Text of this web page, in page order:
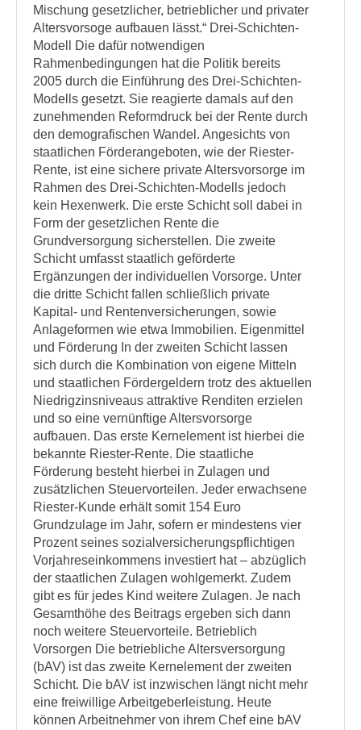
Mischung gesetzlicher, betrieblicher und privater
Altersvorsoge aufbauen lässt.“ Drei-Schichten-
Modell Die dafür notwendigen
Rahmenbedingungen hat die Politik bereits
2005 durch die Einführung des Drei-Schichten-
Modells gesetzt. Sie reagierte damals auf den
zunehmenden Reformdruck bei der Rente durch
den demografischen Wandel. Angesichts von
staatlichen Förderangeboten, wie der Riester-
Rente, ist eine sichere private Altersvorsorge im
Rahmen des Drei-Schichten-Modells jedoch
kein Hexenwerk. Die erste Schicht soll dabei in
Form der gesetzlichen Rente die
Grundversorgung sicherstellen. Die zweite
Schicht umfasst staatlich geförderte
Ergänzungen der individuellen Vorsorge. Unter
die dritte Schicht fallen schließlich private
Kapital- und Rentenversicherungen, sowie
Anlageformen wie etwa Immobilien. Eigenmittel
und Förderung In der zweiten Schicht lassen
sich durch die Kombination von eigene Mitteln
und staatlichen Fördergeldern trotz des aktuellen
Niedrigzinsniveaus attraktive Renditen erzielen
und so eine vernünftige Altersvorsorge
aufbauen. Das erste Kernelement ist hierbei die
bekannte Riester-Rente. Die staatliche
Förderung besteht hierbei in Zulagen und
zusätzlichen Steuervorteilen. Jeder erwachsene
Riester-Kunde erhält somit 154 Euro
Grundzulage im Jahr, sofern er mindestens vier
Prozent seines sozialversicherungspflichtigen
Vorjahreseinkommens investiert hat – abzüglich
der staatlichen Zulagen wohlgemerkt. Zudem
gibt es für jedes Kind weitere Zulagen. Je nach
Gesamthöhe des Beitrags ergeben sich dann
noch weitere Steuervorteile. Betrieblich
Vorsorgen Die betriebliche Altersversorgung
(bAV) ist das zweite Kernelement der zweiten
Schicht. Die bAV ist inzwischen längt nicht mehr
eine freiwillige Arbeitgeberleistung. Heute
können Arbeitnehmer von ihrem Chef eine bAV